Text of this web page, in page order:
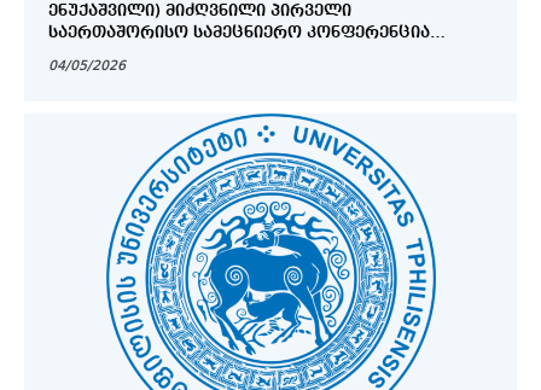
ᲔᲜᲣᲥᲐᲨᲕᲘᲚᲘ) ᲛᲘᲫᲦᲕᲜᲘᲚᲘ ᲞᲘᲠᲕᲔᲚᲘ
ᲡᲐᲔᲠᲗᲐᲨᲝᲠᲘᲡᲝ ᲡᲐᲛᲔᲪᲜᲘᲔᲠᲝ ᲙᲝᲜᲤᲔᲠᲔᲜᲪᲘᲐ
ᲘᲡᲢᲝᲠᲘᲐ, ᲛᲔᲛᲙᲕᲘᲓᲠᲔᲝᲑᲐ ᲓᲐ ᲘᲓᲔᲜᲢᲝᲑᲐ"
04/05/2026